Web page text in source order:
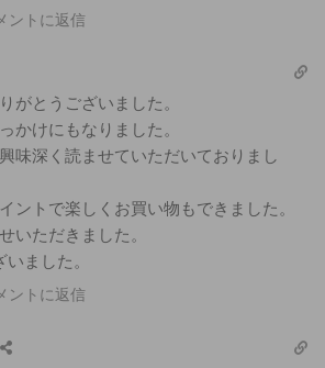
ントに返信
がとうございました。
かけにもなりました。
味深く読ませていただいておりまし
ントで楽しくお買い物もできました。
いただきました。
ました。
ントに返信